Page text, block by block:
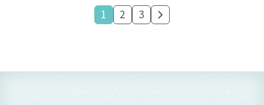
1 2 3